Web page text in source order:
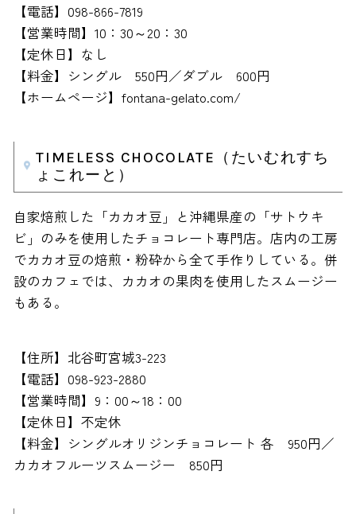
【電話】098-866-7819
【営業時間】10：30～20：30
【定休日】なし
【料金】シングル 550円／ダブル 600円
【ホームページ】fontana-gelato.com/
TIMELESS CHOCOLATE（たいむれすち
ょこれーと）
自家焙煎した「カカオ豆」と沖縄県産の「サトウキ
ビ」のみを使用したチョコレート専門店。店内の工房
でカカオ豆の焙煎・粉砕から全て手作りしている。併
設のカフェでは、カカオの果肉を使用したスムージー
もある。
【住所】北谷町宮城3-223
【電話】098-923-2880
【営業時間】9：00～18：00
【定休日】不定休
【料金】シングルオリジンチョコレート 各 950円／
カカオフルーツスムージー 850円